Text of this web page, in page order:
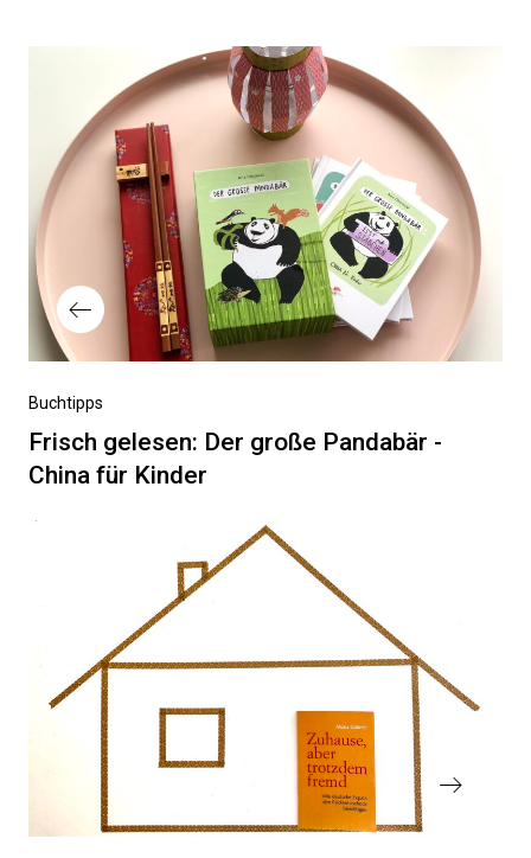
Vorheriger
Beitrag
Buchtipps
Frisch gelesen: Der große Pandabär -
China für Kinder